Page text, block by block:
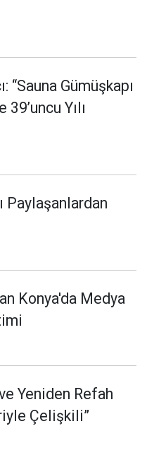
“Sauna Gümüşkapı
Yılı
Paylaşanlardan
Konya'da Medya
Yeniden Refah
Çelişkili”